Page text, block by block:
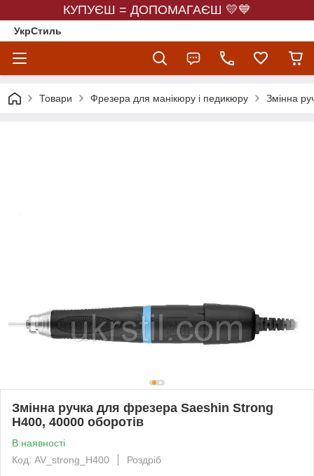
КУПУЄШ = ДОПОМАГАЄШ 💛💙
УкрСтиль
Товари Фрезера для манікюру і педикюру Змінна
Змінна ручка для фрезера Saeshin Strong
H400, 40000 оборотів
В наявності
Код: AV_strong_H400
Роздріб